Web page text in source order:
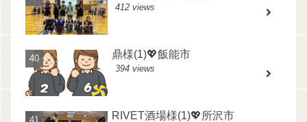
412 views
鼎様(1)💖飯能市
394 views
RIVET酒場様(1)💖所沢市